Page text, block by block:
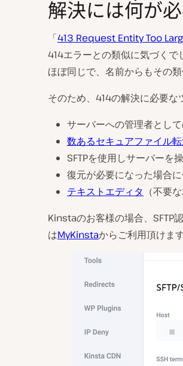
解決には何が
「413 Request Entity Too
414エラーとの類似に気づく
ほぼ同じで、名前からもその類
そのため、414の解決に必要
サーバーへの管理者とし
数あるセキュアファイル
SFTPを使用しサーバーを
復元が必要になった場合
テキストエディタ （不要
Kinstaのお客様の場合、SFTP
はMyKinstaからご利用頂けます